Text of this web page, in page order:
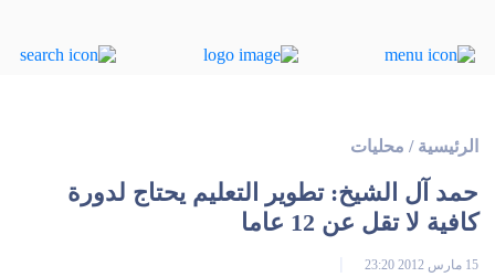
الرئيسية / محليات
حمد آل الشيخ: تطوير التعليم يحتاج لدورة
كافية لا تقل عن 12 عاما
15 مارس 2012 23:20